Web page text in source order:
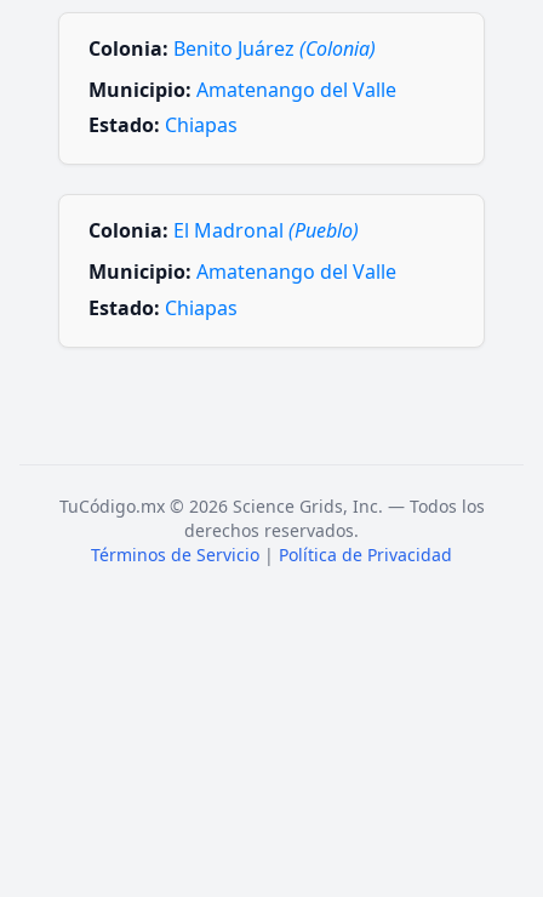
Colonia: Benito Juárez (Colonia)
Municipio: Amatenango del Valle
Estado: Chiapas
Colonia: El Madronal (Pueblo)
Municipio: Amatenango del Valle
Estado: Chiapas
TuCódigo.mx © 2026 Science Grids, Inc. — Todos los
derechos reservados.
Términos de Servicio | Política de Privacidad